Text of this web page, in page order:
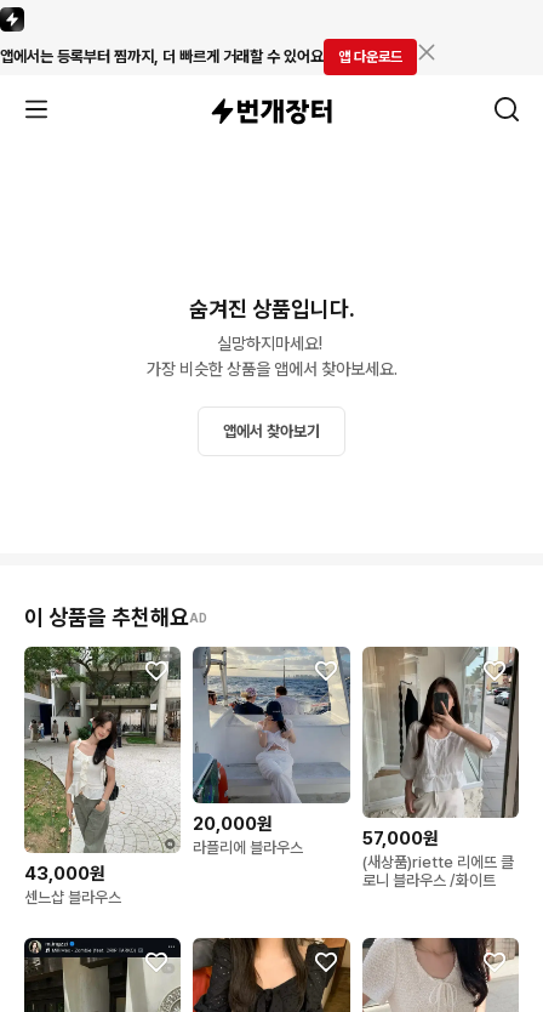
앱에서는 등록부터 찜까지, 더 빠르게 거래할 수 있어요 앱 다운로드
숨겨진 상품입니다.
실망하지마세요!
가장 비슷한 상품을 앱에서 찾아보세요.
앱에서 찾아보기
이 상품을 추천해요AD
43,000원
센느샵 블라우스
20,000원
라플리에 블라우스 57,000원
(새상품)riette 리에뜨 클
로니 블라우스 /화이트